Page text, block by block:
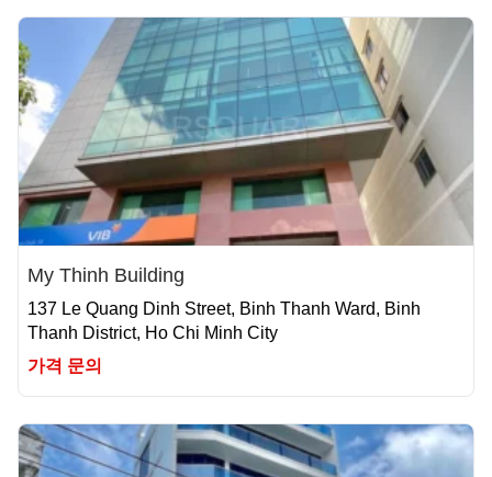
My Thinh Building
137 Le Quang Dinh Street, Binh Thanh Ward, Binh
Thanh District, Ho Chi Minh City
가격 문의